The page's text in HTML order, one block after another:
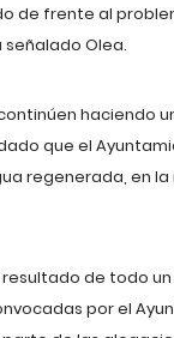
de frente al
señalado Olea.
haciendo
que el
regenerada, en
de todo
por el